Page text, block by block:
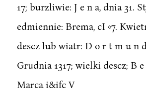
17; burzliwie: J e n a, dnia 31.
edmiennie: Brema, cI «7.
descz lub wiatr: D o r t m u n d
Grudnia 1317; wielki descz; B e
Marca i&ifc V